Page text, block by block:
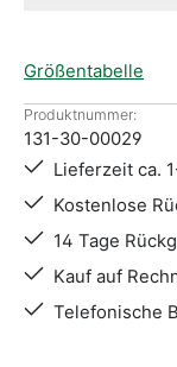
Größentabelle
Produktnummer:
131-30-00029
Lieferzeit ca.
Kostenlose
14 Tage
Kauf auf
Telefonische